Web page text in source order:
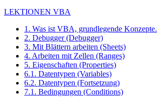
LEKTIONEN VBA
1. Was ist VBA, grundlegende Konzepte.
2. Debugger (Debugger)
3. Mit Blättern arbeiten (Sheets)
4. Arbeiten mit Zellen (Ranges)
5. Eigenschaften (Properties)
6.1. Datentypen (Variables)
6.2. Datentypen (Fortsetzung)
7.1. Bedingungen (Conditions)